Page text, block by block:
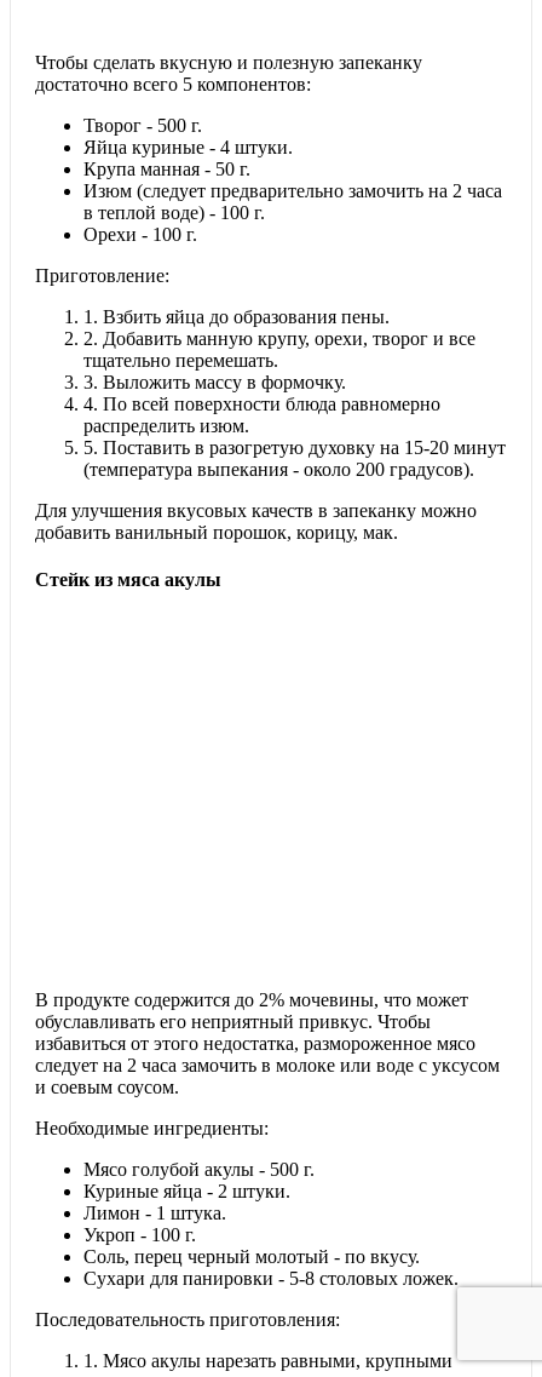
Чтобы сделать вкусную и полезную запеканку
достаточно всего 5 компонентов:
Творог - 500 г.
Яйца куриные - 4 штуки.
Крупа манная - 50 г.
Изюм (следует предварительно замочить на 2 часа
в теплой воде) - 100 г.
Орехи - 100 г.
Приготовление:
1. Взбить яйца до образования пены.
2. Добавить манную крупу, орехи, творог и все
тщательно перемешать.
3. Выложить массу в формочку.
4. По всей поверхности блюда равномерно
распределить изюм.
5. Поставить в разогретую духовку на 15-20 минут
(температура выпекания - около 200 градусов).
Для улучшения вкусовых качеств в запеканку можно
добавить ванильный порошок, корицу, мак.
Стейк из мяса акулы
В продукте содержится до 2% мочевины, что может
обуславливать его неприятный привкус. Чтобы
избавиться от этого недостатка, размороженное мясо
следует на 2 часа замочить в молоке или воде с уксусом
и соевым соусом.
Необходимые ингредиенты:
Мясо голубой акулы - 500 г.
Куриные яйца - 2 штуки.
Лимон - 1 штука.
Укроп - 100 г.
Соль, перец черный молотый - по вкусу.
Сухари для панировки - 5-8 столовых ложек.
Последовательность приготовления:
1. Мясо акулы нарезать равными, крупными